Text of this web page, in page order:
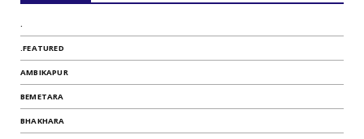
.
.FEATURED
AMBIKAPUR
BEMETARA
BHAKHARA